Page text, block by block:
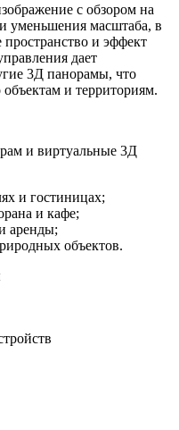
с обзором на
уменьшения масштаба, в
пространство и эффект
дает
3Д панорамы, что
и территориям.
и виртуальные 3Д
и гостиницах;
и кафе;
аренды;
объектов.